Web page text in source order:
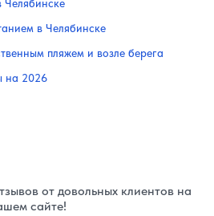
Челябинске
в Челябинске
пляжем и возле берега
на 2026
от довольных клиентов на
сайте!